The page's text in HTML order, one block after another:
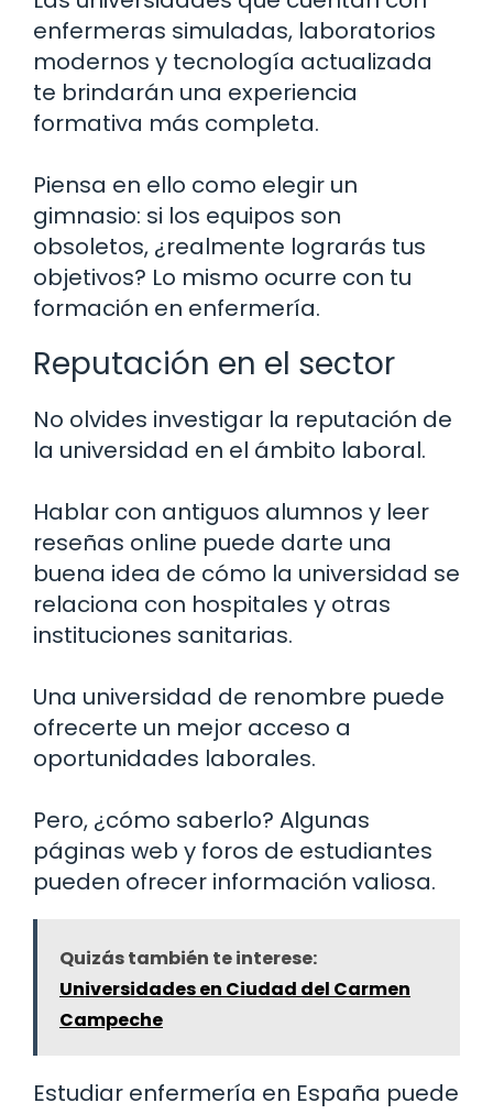
enfermeras simuladas, laboratorios
modernos y tecnología actualizada
te brindarán una experiencia
formativa más completa.
Piensa en ello como elegir un
gimnasio: si los equipos son
obsoletos, ¿realmente lograrás tus
objetivos? Lo mismo ocurre con tu
formación en enfermería.
Reputación en el sector
No olvides investigar la reputación de
la universidad en el ámbito laboral.
Hablar con antiguos alumnos y leer
reseñas online puede darte una
buena idea de cómo la universidad se
relaciona con hospitales y otras
instituciones sanitarias.
Una universidad de renombre puede
ofrecerte un mejor acceso a
oportunidades laborales.
Pero, ¿cómo saberlo? Algunas
páginas web y foros de estudiantes
pueden ofrecer información valiosa.
Quizás también te interese:
Universidades en Ciudad del Carmen
Campeche
Estudiar enfermería en España puede